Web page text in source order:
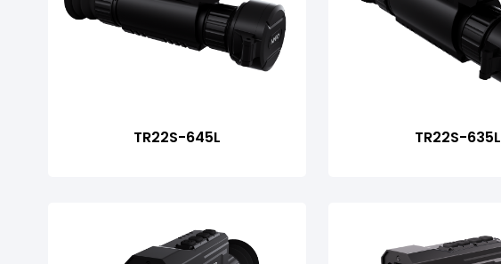
TR22S-645L TR22S-635L